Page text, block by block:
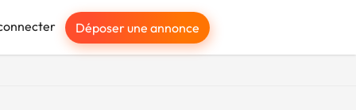
Déposer une annonce